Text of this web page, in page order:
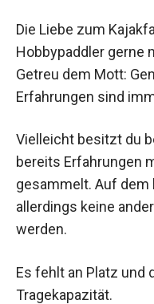
Die Liebe zum
Hobbypaddler gerne
Getreu dem Mott:
Erfahrungen sind
Vielleicht besitzt du
bereits Erfahrungen
gesammelt. Auf dem
allerdings keine
werden.
Es fehlt an Platz und
Tragekapazität.